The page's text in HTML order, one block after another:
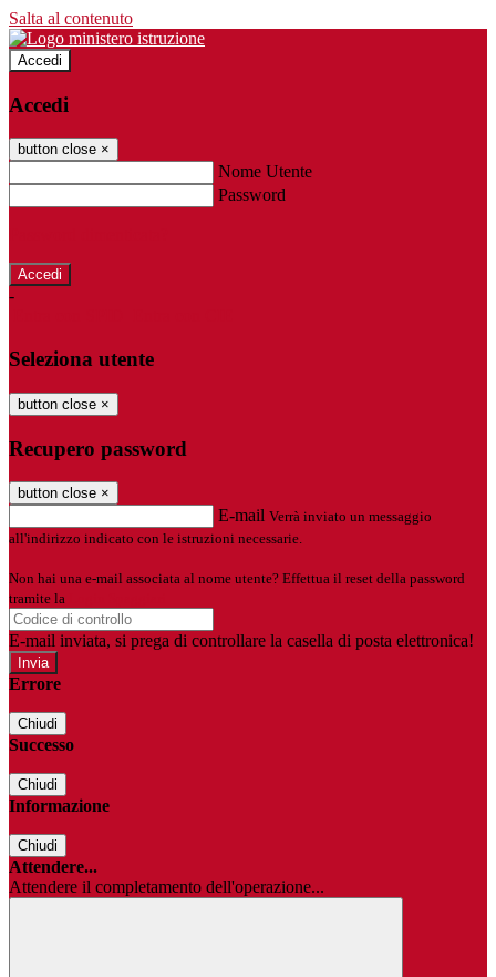
Salta al contenuto
Accedi
Accedi
button close ×
Nome Utente
Password
-
Seleziona utente
button close ×
Recupero password
button close ×
E-mail Verrà inviato un messaggio
all'indirizzo indicato con le istruzioni necessarie.
Non hai una e-mail associata al nome utente? Effettua il reset della password
tramite la
E-mail inviata, si prega di controllare la casella di posta elettronica!
Errore
Chiudi
Successo
Chiudi
Informazione
Chiudi
Attendere...
Attendere il completamento dell'operazione...